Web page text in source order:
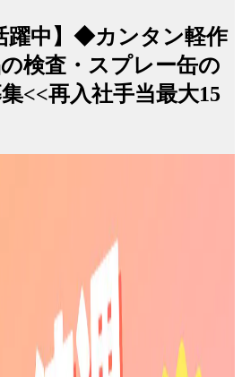
躍中】◆カンタン軽作
検査・スプレー缶の
<<再入社手当最大15